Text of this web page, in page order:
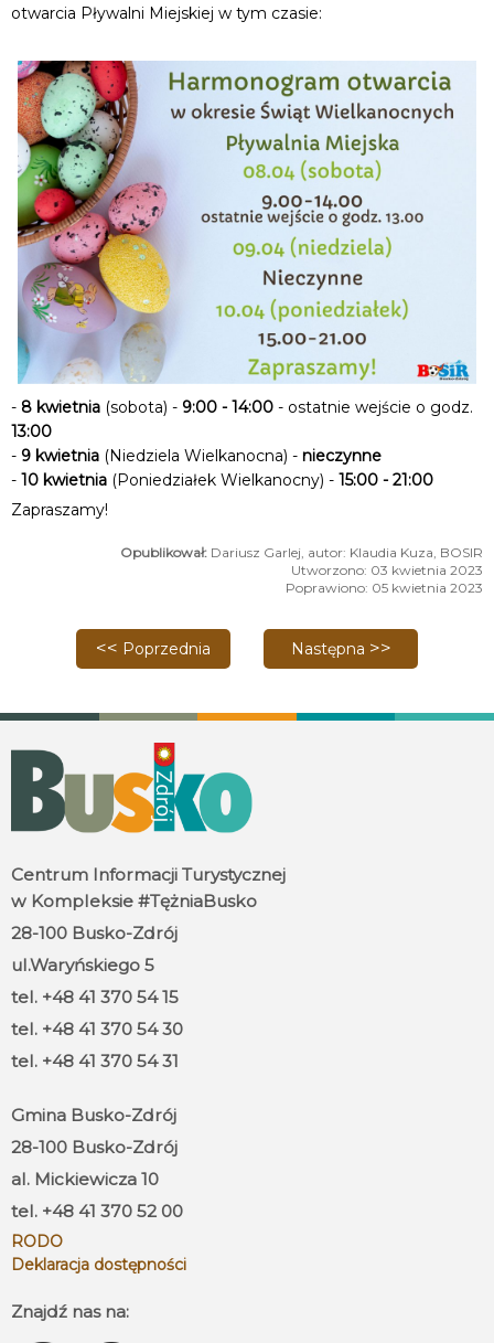
otwarcia Pływalni Miejskiej w tym czasie:
- 8 kwietnia (sobota) - 9:00 - 14:00 - ostatnie wejście o godz.
13:00
- 9 kwietnia (Niedziela Wielkanocna) - nieczynne
- 10 kwietnia (Poniedziałek Wielkanocny) - 15:00 - 21:00
Zapraszamy!
Dariusz Garlej, autor: Klaudia Kuza, BOSIR
Utworzono: 03 kwietnia 2023
Poprawiono: 05 kwietnia 2023
Poprzednia strona: Kolejne wielkie wydarzenie
Poprzednia Następna strona: Derby
Następna
Centrum Informacji Turystycznej
w Kompleksie #TężniaBusko
28-100 Busko-Zdrój
ul.Waryńskiego 5
tel. +48 41 370 54 15
tel. +48 41 370 54 30
tel. +48 41 370 54 31
Gmina Busko-Zdrój
28-100 Busko-Zdrój
al. Mickiewicza 10
tel. +48 41 370 52 00
RODO
Deklaracja dostępności
Znajdź nas na: